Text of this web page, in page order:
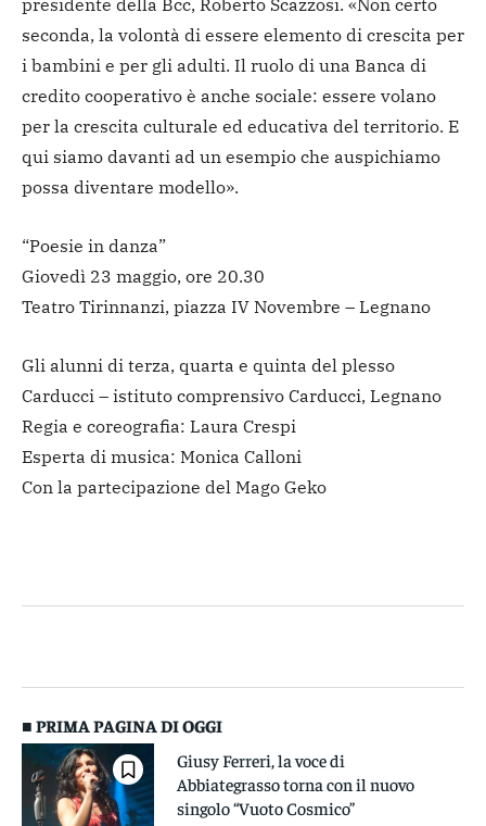
presidente della Bcc, Roberto Scazzosi. «Non certo
seconda, la volontà di essere elemento di crescita per
i bambini e per gli adulti. Il ruolo di una Banca di
credito cooperativo è anche sociale: essere volano
per la crescita culturale ed educativa del territorio. E
qui siamo davanti ad un esempio che auspichiamo
possa diventare modello».
“Poesie in danza”
Giovedì 23 maggio, ore 20.30
Teatro Tirinnanzi, piazza IV Novembre – Legnano
Gli alunni di terza, quarta e quinta del plesso
Carducci – istituto comprensivo Carducci, Legnano
Regia e coreografia: Laura Crespi
Esperta di musica: Monica Calloni
Con la partecipazione del Mago Geko
■ PRIMA PAGINA DI OGGI
Giusy Ferreri, la voce di
Abbiategrasso torna con il nuovo
singolo “Vuoto Cosmico”